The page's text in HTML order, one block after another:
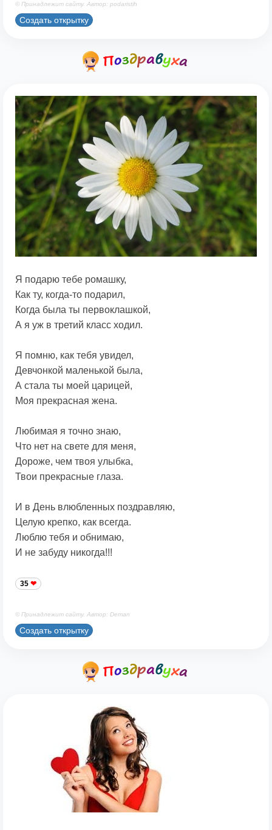
© Принадлежит сайту. Автор: podaristih
Создать открытку
Я подарю тебе ромашку,
Как ту, когда-то подарил,
Когда была ты первоклашкой,
А я уж в третий класс ходил.
Я помню, как тебя увидел,
Девчонкой маленькой была,
А стала ты моей царицей,
Моя прекрасная жена.
Любимая я точно знаю,
Что нет на свете для меня,
Дороже, чем твоя улыбка,
Твои прекрасные глаза.
И в День влюбленных поздравляю,
Целую крепко, как всегда.
Люблю тебя и обнимаю,
И не забуду никогда!!!
35
© Принадлежит сайту. Автор: Deman
Создать открытку